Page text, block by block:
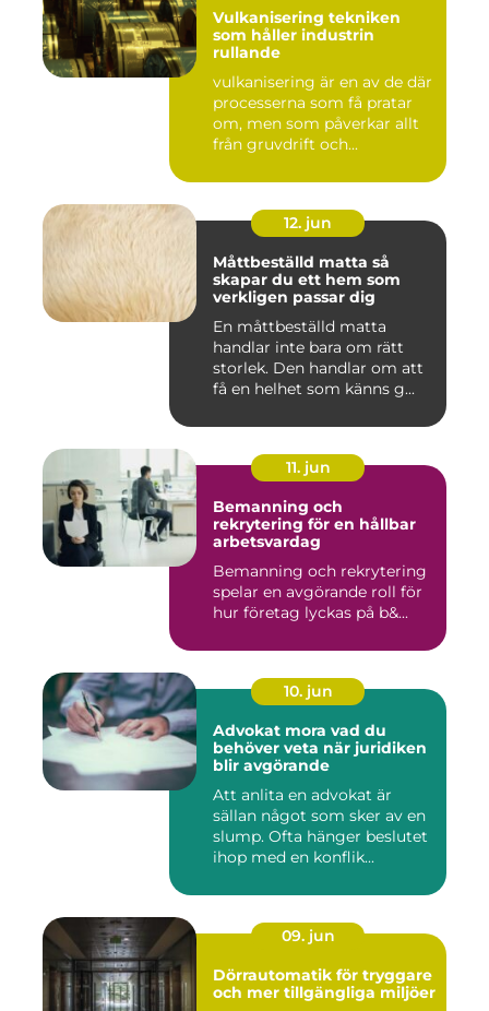
Vulkanisering tekniken
som håller industrin
rullande
vulkanisering är en av de där
processerna som få pratar
om, men som påverkar allt
från gruvdrift och...
12. jun
Måttbeställd matta så
skapar du ett hem som
verkligen passar dig
En måttbeställd matta
handlar inte bara om rätt
storlek. Den handlar om att
få en helhet som känns g...
11. jun
Bemanning och
rekrytering för en hållbar
arbetsvardag
Bemanning och rekrytering
spelar en avgörande roll för
hur företag lyckas på b&...
10. jun
Advokat mora vad du
behöver veta när juridiken
blir avgörande
Att anlita en advokat är
sällan något som sker av en
slump. Ofta hänger beslutet
ihop med en konflik...
09. jun
Dörrautomatik för tryggare
och mer tillgängliga miljöer